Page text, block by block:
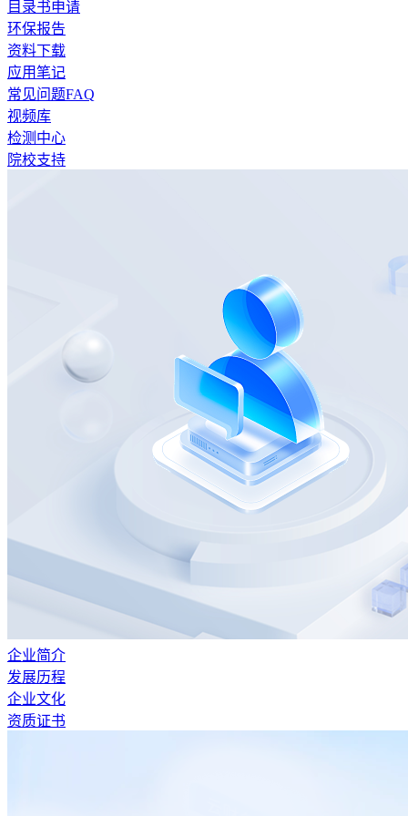
目录书申请
环保报告
资料下载
应用笔记
常见问题FAQ
视频库
检测中心
院校支持
企业简介
发展历程
企业文化
资质证书